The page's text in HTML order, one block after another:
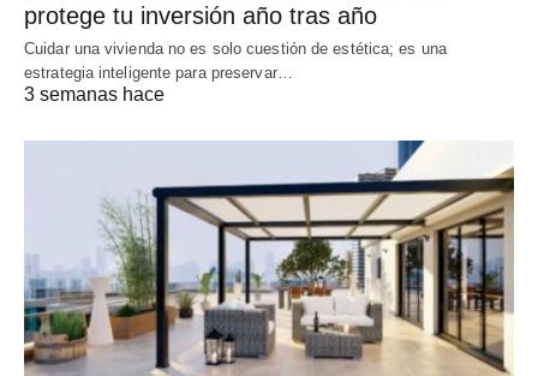
protege tu inversión año tras año
Cuidar una vivienda no es solo cuestión de estética; es una
estrategia inteligente para preservar…
3 semanas hace